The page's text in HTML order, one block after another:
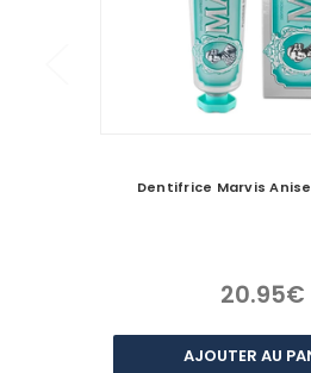
Dentifrice Marvis
20.95€
AJOUTER AU